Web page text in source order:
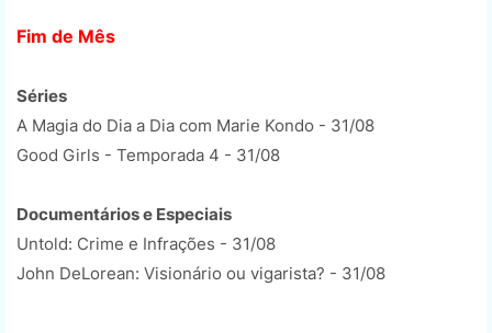
Fim de Mês
Séries
A Magia do Dia a Dia com Marie Kondo - 31/08
Good Girls - Temporada 4 - 31/08
Documentários e Especiais
Untold: Crime e Infrações - 31/08
John DeLorean: Visionário ou vigarista? - 31/08